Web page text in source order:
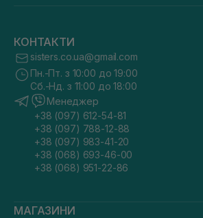
КОНТАКТИ
sisters.co.ua@gmail.com
Пн.-Пт. з 10:00 до 19:00
Сб.-Нд. з 11:00 до 18:00
Менеджер
+38 (097) 612-54-81
+38 (097) 788-12-88
+38 (097) 983-41-20
+38 (068) 693-46-00
+38 (068) 951-22-86
МАГАЗИНИ